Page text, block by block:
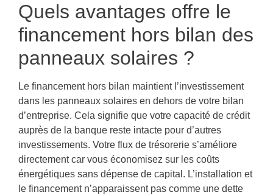
Quels avantages offre le
financement hors bilan des
panneaux solaires ?
Le financement hors bilan maintient l’investissement
dans les panneaux solaires en dehors de votre bilan
d’entreprise. Cela signifie que votre capacité de crédit
auprès de la banque reste intacte pour d’autres
investissements. Votre flux de trésorerie s’améliore
directement car vous économisez sur les coûts
énergétiques sans dépense de capital. L’installation et
le financement n’apparaissent pas comme une dette